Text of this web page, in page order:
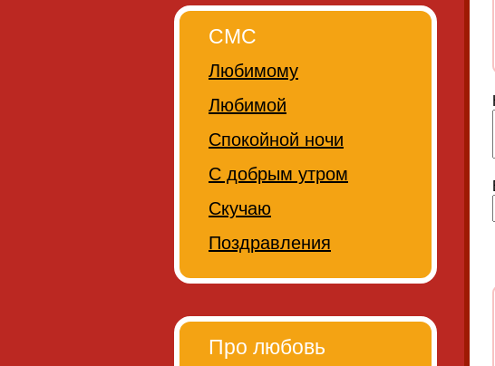
СМС
Любимому
Любимой
Спокойной ночи
С добрым утром
Скучаю
Поздравления
Про любовь